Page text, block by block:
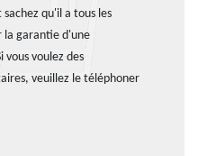
qu'il a tous les
la garantie d'une
voulez des
veuillez le téléphoner